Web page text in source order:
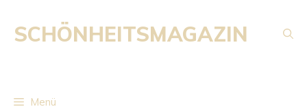
Inhalt
springen
SCHÖNHEITSMAGAZIN
Menü